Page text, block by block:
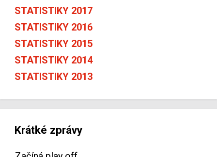
STATISTIKY 2017
STATISTIKY 2016
STATISTIKY 2015
STATISTIKY 2014
STATISTIKY 2013
Krátké zprávy